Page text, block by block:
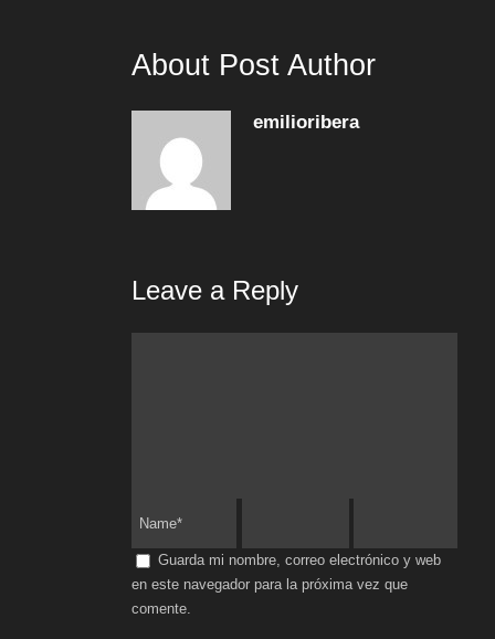
About Post Author
emilioribera
Leave a Reply
Guarda mi nombre, correo electrónico y web
en este navegador para la próxima vez que
comente.